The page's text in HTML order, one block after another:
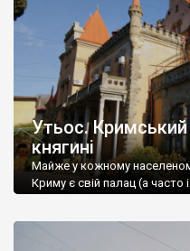
Утьос. Кримський
княгині
Майже у кожному
Криму є свій палац (а часто